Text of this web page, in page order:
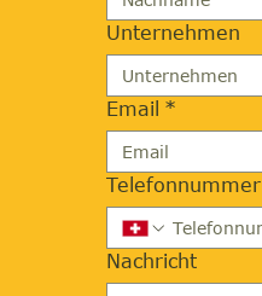
Unternehmen
Email *
Telefonnummer
Nachricht